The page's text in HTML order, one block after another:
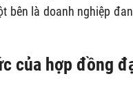
bên là doanh nghiệp
của hợp đồng